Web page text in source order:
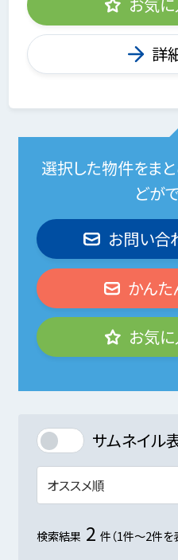
お気
詳
選択した物件をま
どが
お問い合
かん
お気
サムネイル
検索結果 2 件（1件～2件を